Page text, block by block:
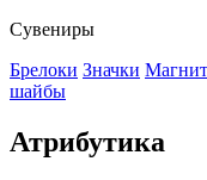
Сувениры
Брелоки Значки
шайбы
Атрибутика